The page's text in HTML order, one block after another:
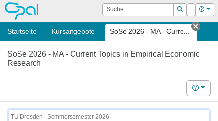
OPAL Suche
Suchen
Login Hilfe
Startseite Kursangebote SoSe 2026 - MA - Curre...
Tab
SoSe 2026 - MA - Current Topics in Empirical Economic
Research
Hilfe
TU Dresden | Sommersemester 2026